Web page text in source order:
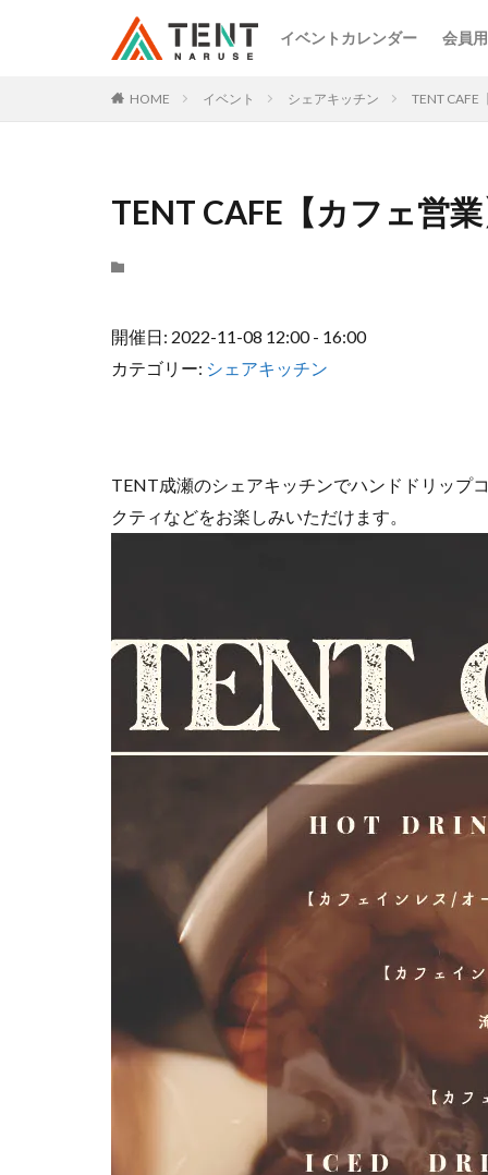
イベントカレンダー 会員
HOME イベント シェアキッチン TENT CAFE
TENT CAFE【カフェ営
開催日: 2022-11-08 12:00 - 16:00
カテゴリー: シェアキッチン
TENT成瀬のシェアキッチンでハンドドリップ
クティなどをお楽しみいただけます。